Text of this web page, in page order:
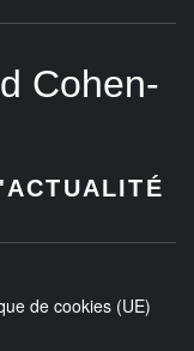
Cohen-
de cookies (UE)